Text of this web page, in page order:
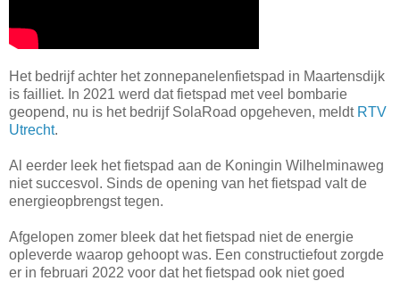
Het bedrijf achter het zonnepanelenfietspad in Maartensdijk
is failliet. In 2021 werd dat fietspad met veel bombarie
geopend, nu is het bedrijf SolaRoad opgeheven, meldt RTV
Utrecht.
Al eerder leek het fietspad aan de Koningin Wilhelminaweg
niet succesvol. Sinds de opening van het fietspad valt de
energieopbrengst tegen.
Afgelopen zomer bleek dat het fietspad niet de energie
opleverde waarop gehoopt was. Een constructiefout zorgde
er in februari 2022 voor dat het fietspad ook niet goed